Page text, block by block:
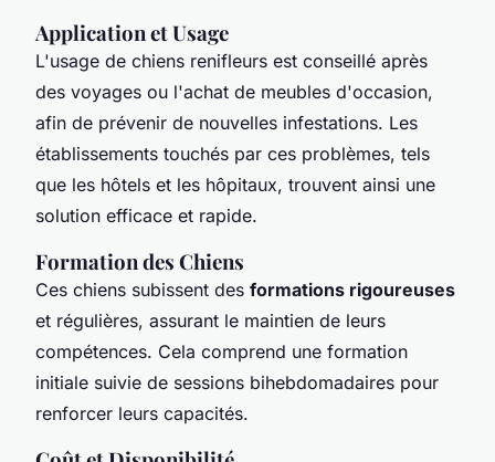
Application et Usage
L'usage de chiens renifleurs est conseillé après
des voyages ou l'achat de meubles d'occasion,
afin de prévenir de nouvelles infestations. Les
établissements touchés par ces problèmes, tels
que les hôtels et les hôpitaux, trouvent ainsi une
solution efficace et rapide.
Formation des Chiens
Ces chiens subissent des formations rigoureuses
et régulières, assurant le maintien de leurs
compétences. Cela comprend une formation
initiale suivie de sessions bihebdomadaires pour
renforcer leurs capacités.